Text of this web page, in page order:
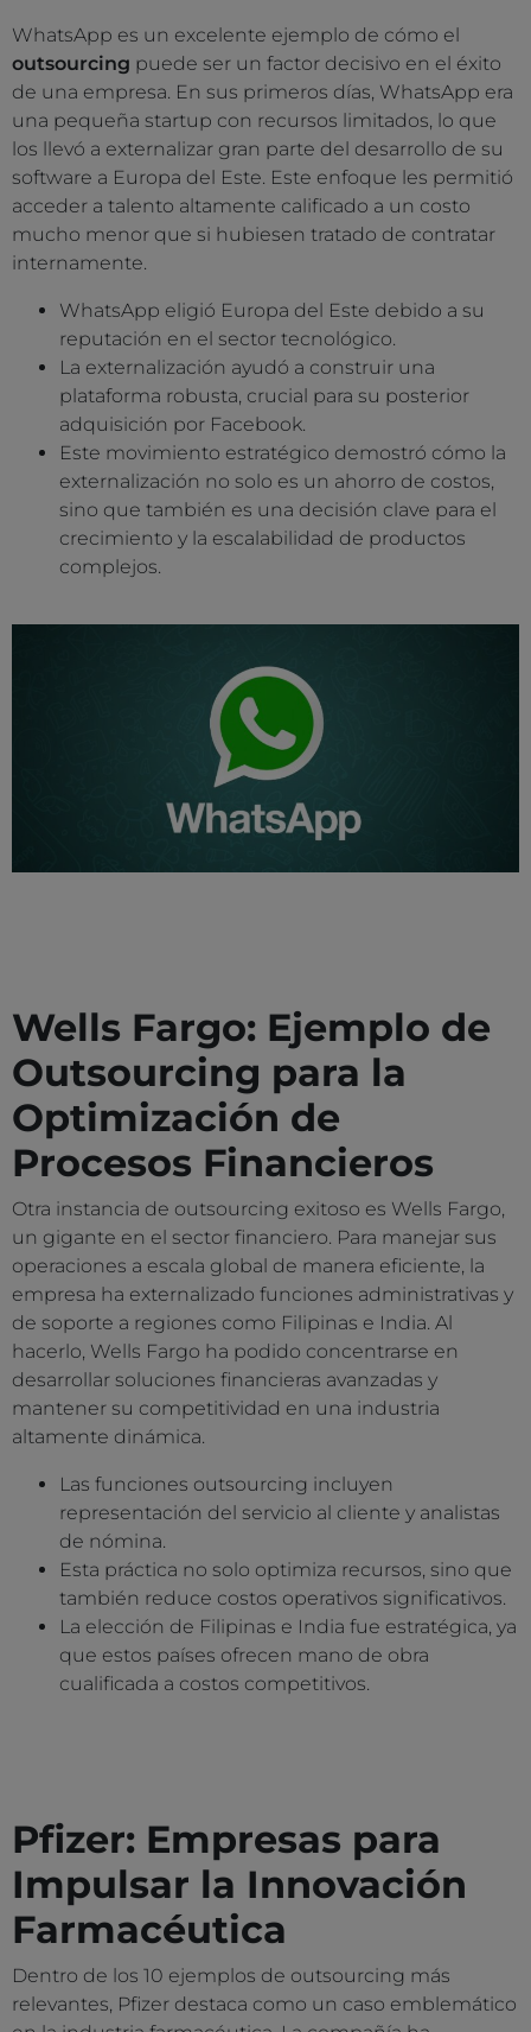
WhatsApp es un excelente ejemplo de cómo el
outsourcing puede ser un factor decisivo en el éxito
de una empresa. En sus primeros días, WhatsApp era
una pequeña startup con recursos limitados, lo que
los llevó a externalizar gran parte del desarrollo de su
software a Europa del Este. Este enfoque les permitió
acceder a talento altamente calificado a un costo
mucho menor que si hubiesen tratado de contratar
internamente.
WhatsApp eligió Europa del Este debido a su
reputación en el sector tecnológico.
La externalización ayudó a construir una
plataforma robusta, crucial para su posterior
adquisición por Facebook.
Este movimiento estratégico demostró cómo la
externalización no solo es un ahorro de costos,
sino que también es una decisión clave para el
crecimiento y la escalabilidad de productos
complejos.
Wells Fargo: Ejemplo de
Outsourcing para la
Optimización de
Procesos Financieros
Otra instancia de outsourcing exitoso es Wells Fargo,
un gigante en el sector financiero. Para manejar sus
operaciones a escala global de manera eficiente, la
empresa ha externalizado funciones administrativas y
de soporte a regiones como Filipinas e India. Al
hacerlo, Wells Fargo ha podido concentrarse en
desarrollar soluciones financieras avanzadas y
mantener su competitividad en una industria
altamente dinámica.
Las funciones outsourcing incluyen
representación del servicio al cliente y analistas
de nómina.
Esta práctica no solo optimiza recursos, sino que
también reduce costos operativos significativos.
La elección de Filipinas e India fue estratégica, ya
que estos países ofrecen mano de obra
cualificada a costos competitivos.
Pfizer: Empresas para
Impulsar la Innovación
Farmacéutica
Dentro de los 10 ejemplos de outsourcing más
relevantes, Pfizer destaca como un caso emblemático